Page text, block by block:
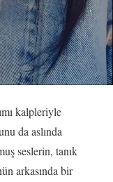
kalpleriyle
da aslında
seslerin, tanık
arkasında bir